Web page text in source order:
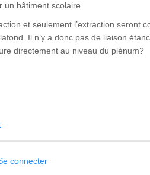
bâtiment scolaire.
et seulement l’extraction seront
Il n’y a donc pas de liaison
directement au niveau du plénum?
connecter